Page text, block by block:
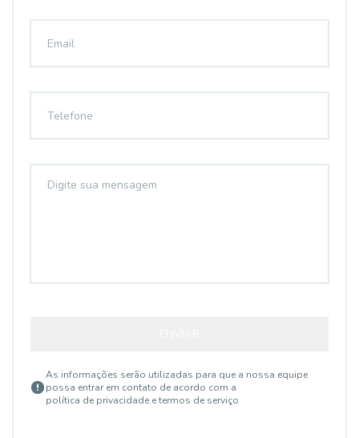
As informações serão utilizadas para que a nossa equipe
possa entrar em contato de acordo com a
política de privacidade e termos de serviço